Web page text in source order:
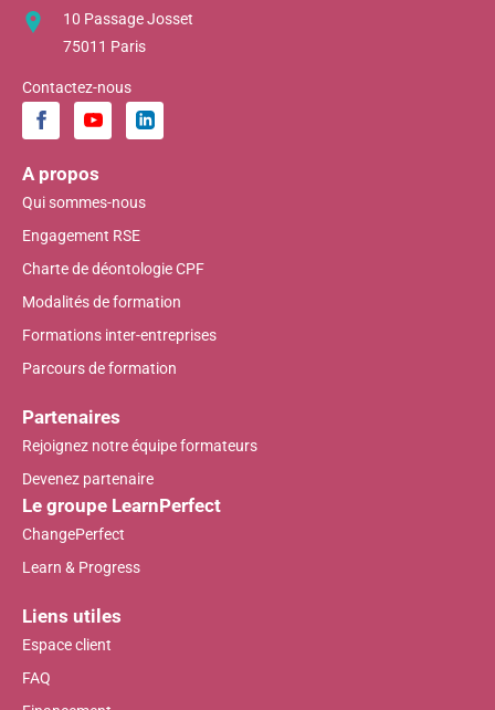
10 Passage Josset
75011 Paris
Contactez-nous
A propos
Qui sommes-nous
Engagement RSE
Charte de déontologie CPF
Modalités de formation
Formations inter-entreprises
Parcours de formation
Partenaires
Rejoignez notre équipe formateurs
Devenez partenaire
Le groupe LearnPerfect
ChangePerfect
Learn & Progress
Liens utiles
Espace client
FAQ